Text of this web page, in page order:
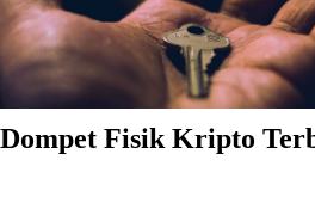
Dompet Fisik Kripto